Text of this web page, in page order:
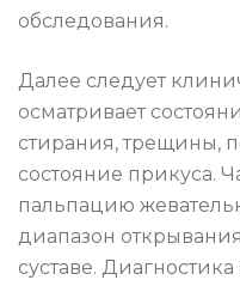
обследования.
Далее следует
осматривает
стирания, трещины,
состояние прикуса.
пальпацию
диапазон
суставе.